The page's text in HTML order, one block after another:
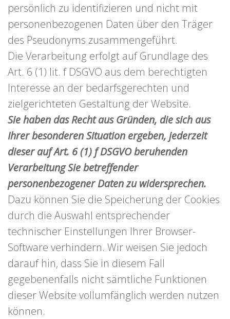
persönlich zu identifizieren und nicht mit
personenbezogenen Daten über den Träger
des Pseudonyms zusammengeführt.
Die Verarbeitung erfolgt auf Grundlage des
Art. 6 (1) lit. f DSGVO aus dem berechtigten
Interesse an der bedarfsgerechten und
zielgerichteten Gestaltung der Website.
Sie haben das Recht aus Gründen, die sich aus
Ihrer besonderen Situation ergeben, jederzeit
dieser auf Art. 6 (1) f DSGVO beruhenden
Verarbeitung Sie betreffender
personenbezogener Daten zu widersprechen.
Dazu können Sie die Speicherung der Cookies
durch die Auswahl entsprechender
technischer Einstellungen Ihrer Browser-
Software verhindern. Wir weisen Sie jedoch
darauf hin, dass Sie in diesem Fall
gegebenenfalls nicht sämtliche Funktionen
dieser Website vollumfänglich werden nutzen
können.